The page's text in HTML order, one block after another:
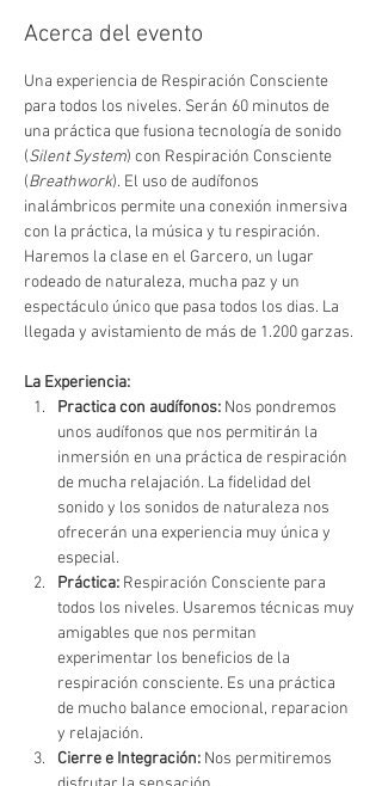
Acerca del evento
Una experiencia de Respiración Consciente
para todos los niveles. Serán 60 minutos de
una práctica que fusiona tecnología de sonido
(Silent System) con Respiración Consciente
(Breathwork). El uso de audífonos
inalámbricos permite una conexión inmersiva
con la práctica, la música y tu respiración.
Haremos la clase en el Garcero, un lugar
rodeado de naturaleza, mucha paz y un
espectáculo único que pasa todos los dias. La
llegada y avistamiento de más de 1.200 garzas.
La Experiencia:
Practica con audífonos: Nos pondremos
unos audífonos que nos permitirán la
inmersión en una práctica de respiración
de mucha relajación. La fidelidad del
sonido y los sonidos de naturaleza nos
ofrecerán una experiencia muy única y
especial.
Práctica: Respiración Consciente para
todos los niveles. Usaremos técnicas muy
amigables que nos permitan
experimentar los beneficios de la
respiración consciente. Es una práctica
de mucho balance emocional, reparacion
y relajación.
Cierre e Integración: Nos permitiremos